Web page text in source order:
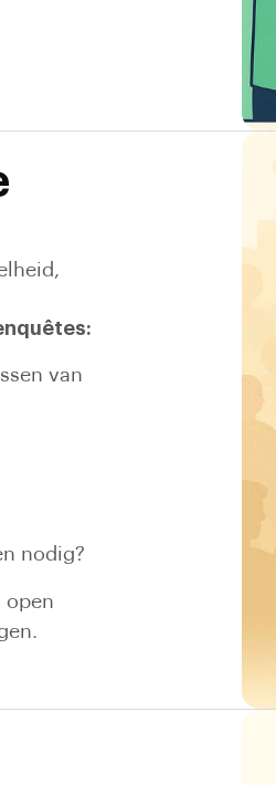
van
nodig?
open